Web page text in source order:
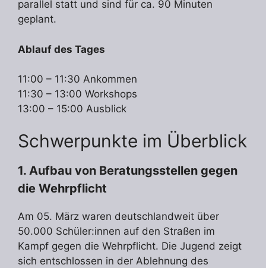
parallel statt und sind für ca. 90 Minuten
geplant.
Ablauf des Tages
11:00 – 11:30 Ankommen
11:30 – 13:00 Workshops
13:00 – 15:00 Ausblick
Schwerpunkte im Überblick
1. Aufbau von Beratungsstellen gegen
die Wehrpflicht
Am 05. März waren deutschlandweit über
50.000 Schüler:innen auf den Straßen im
Kampf gegen die Wehrpflicht. Die Jugend zeigt
sich entschlossen in der Ablehnung des